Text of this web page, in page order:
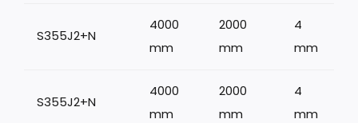
S355J2+N
4000
mm
2000
mm
4
mm
S355J2+N
4000
mm
2000
mm
4
mm